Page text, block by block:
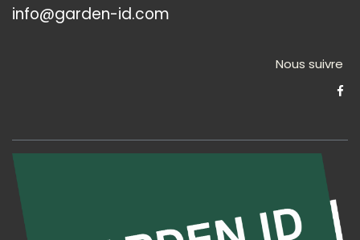
info@garden-id.com
Nous suivre